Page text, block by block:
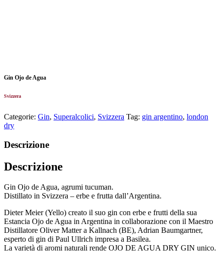
Gin Ojo de Agua
Svizzera
Categorie: Gin, Superalcolici, Svizzera Tag: gin argentino, london
dry
Descrizione
Descrizione
Gin Ojo de Agua, agrumi tucuman.
Distillato in Svizzera – erbe e frutta dall’Argentina.
Dieter Meier (Yello) creato il suo gin con erbe e frutti della sua
Estancia Ojo de Agua in Argentina in collaborazione con il Maestro
Distillatore Oliver Matter a Kallnach (BE), Adrian Baumgartner,
esperto di gin di Paul Ullrich impresa a Basilea.
La varietà di aromi naturali rende OJO DE AGUA DRY GIN unico.